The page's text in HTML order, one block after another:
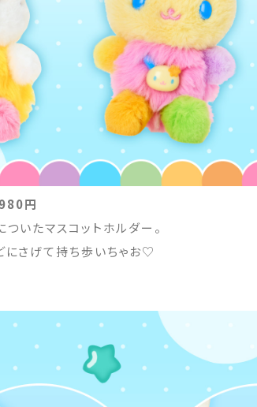
円
いたマスコットホルダー。
にさげて持ち歩いちゃお♡